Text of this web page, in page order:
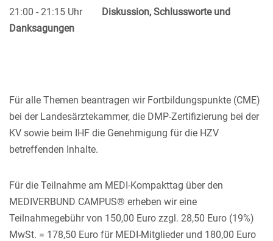
21:00 - 21:15 Uhr
Diskussion, Schlussworte und
Danksagungen
Für alle Themen beantragen wir Fortbildungspunkte (CME)
bei der Landesärztekammer, die DMP-Zertifizierung bei der
KV sowie beim IHF die Genehmigung für die HZV
betreffenden Inhalte.
Für die Teilnahme am MEDI-Kompakttag über den
MEDIVERBUND CAMPUS® erheben wir eine
Teilnahmegebühr von 150,00 Euro zzgl. 28,50 Euro (19%)
MwSt. = 178,50 Euro für MEDI-Mitglieder und 180,00 Euro